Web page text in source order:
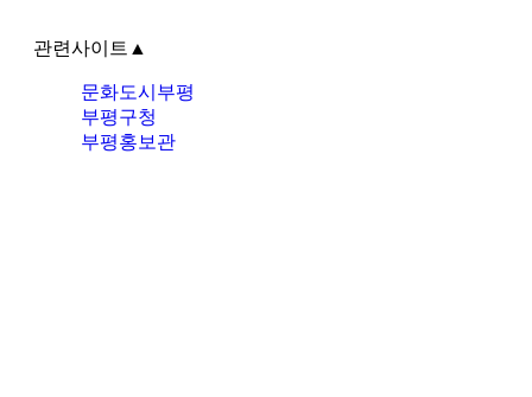
관련사이트 ▲
문화도시부평
부평구청
부평홍보관